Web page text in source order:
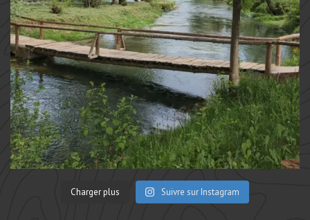
Charger plus Suivre sur Instagram